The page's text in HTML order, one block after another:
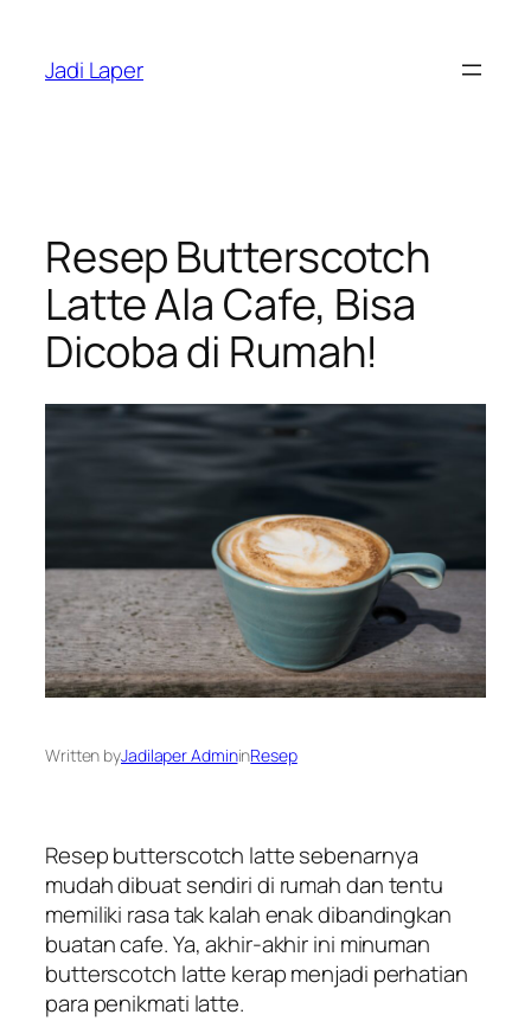
content
Jadi Laper
Resep Butterscotch
Latte Ala Cafe, Bisa
Dicoba di Rumah!
Written byJadilaper AdmininResep
Resep butterscotch latte sebenarnya
mudah dibuat sendiri di rumah dan tentu
memiliki rasa tak kalah enak dibandingkan
buatan cafe. Ya, akhir-akhir ini minuman
butterscotch latte kerap menjadi perhatian
para penikmati latte.